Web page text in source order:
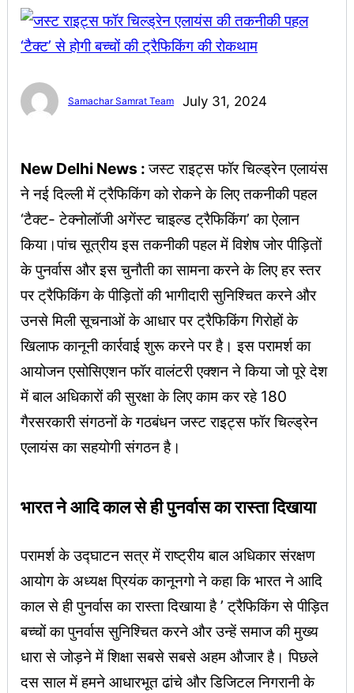
Samachar Samrat Team July 31, 2024
New Delhi News :जस्ट राइट्स फॉर चिल्ड्रेन एलायंस
ने नई दिल्ली में ट्रैफिकिंग को रोकने के लिए तकनीकी पहल
‘टैक्ट- टेक्नोलॉजी अगेंस्ट चाइल्ड ट्रैफिकिंग’ का ऐलान
किया।पांच सूत्रीय इस तकनीकी पहल में विशेष जोर पीड़ितों
के पुनर्वास और इस चुनौती का सामना करने के लिए हर स्तर
पर ट्रैफिकिंग के पीड़ितों की भागीदारी सुनिश्चित करने और
उनसे मिली सूचनाओं के आधार पर ट्रैफिकिंग गिरोहों के
खिलाफ कानूनी कार्रवाई शुरू करने पर है। इस परामर्श का
आयोजन एसोसिएशन फॉर वालंटरी एक्शन ने किया जो पूरे देश
में बाल अधिकारों की सुरक्षा के लिए काम कर रहे 180
गैरसरकारी संगठनों के गठबंधन जस्ट राइट्स फॉर चिल्ड्रेन
एलायंस का सहयोगी संगठन है।
भारत ने आदि काल से ही पुनर्वास का रास्ता दिखाया
परामर्श के उद्घाटन सत्र में राष्ट्रीय बाल अधिकार संरक्षण
आयोग के अध्यक्ष प्रियंक कानूनगो ने कहा कि भारत ने आदि
काल से ही पुनर्वास का रास्ता दिखाया है ’ ट्रैफिकिंग से पीड़ित
बच्चों का पुनर्वास सुनिश्चित करने और उन्हें समाज की मुख्य
धारा से जोड़ने में शिक्षा सबसे सबसे अहम औजार है। पिछले
दस साल में हमने आधारभूत ढांचे और डिजिटल निगरानी के